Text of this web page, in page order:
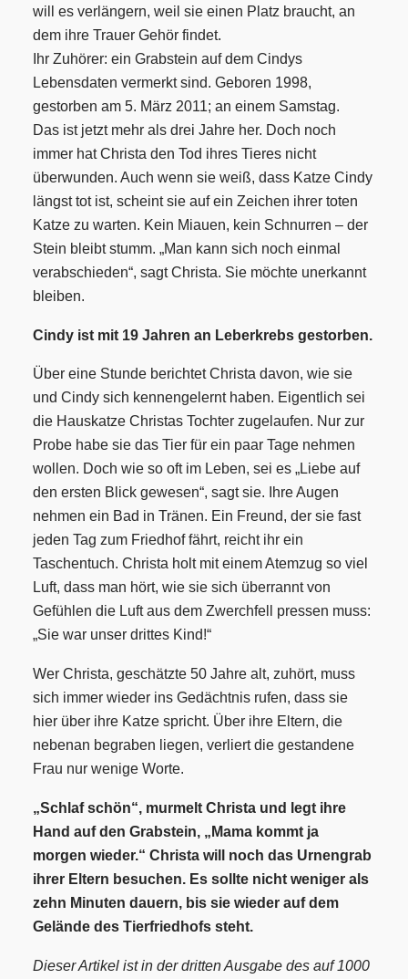
will es verlängern, weil sie einen Platz braucht, an
dem ihre Trauer Gehör findet.
Ihr Zuhörer: ein Grabstein auf dem Cindys
Lebensdaten vermerkt sind. Geboren 1998,
gestorben am 5. März 2011; an einem Samstag.
Das ist jetzt mehr als drei Jahre her. Doch noch
immer hat Christa den Tod ihres Tieres nicht
überwunden. Auch wenn sie weiß, dass Katze Cindy
längst tot ist, scheint sie auf ein Zeichen ihrer toten
Katze zu warten. Kein Miauen, kein Schnurren – der
Stein bleibt stumm. „Man kann sich noch einmal
verabschieden“, sagt Christa. Sie möchte unerkannt
bleiben.
Cindy ist mit 19 Jahren an Leberkrebs gestorben.
Über eine Stunde berichtet Christa davon, wie sie
und Cindy sich kennengelernt haben. Eigentlich sei
die Hauskatze Christas Tochter zugelaufen. Nur zur
Probe habe sie das Tier für ein paar Tage nehmen
wollen. Doch wie so oft im Leben, sei es „Liebe auf
den ersten Blick gewesen“, sagt sie. Ihre Augen
nehmen ein Bad in Tränen. Ein Freund, der sie fast
jeden Tag zum Friedhof fährt, reicht ihr ein
Taschentuch. Christa holt mit einem Atemzug so viel
Luft, dass man hört, wie sie sich überrannt von
Gefühlen die Luft aus dem Zwerchfell pressen muss:
„Sie war unser drittes Kind!“
Wer Christa, geschätzte 50 Jahre alt, zuhört, muss
sich immer wieder ins Gedächtnis rufen, dass sie
hier über ihre Katze spricht. Über ihre Eltern, die
nebenan begraben liegen, verliert die gestandene
Frau nur wenige Worte.
„Schlaf schön“, murmelt Christa und legt ihre
Hand auf den Grabstein, „Mama kommt ja
morgen wieder.“ Christa will noch das Urnengrab
ihrer Eltern besuchen. Es sollte nicht weniger als
zehn Minuten dauern, bis sie wieder auf dem
Gelände des Tierfriedhofs steht.
Dieser Artikel ist in der dritten Ausgabe des auf 1000